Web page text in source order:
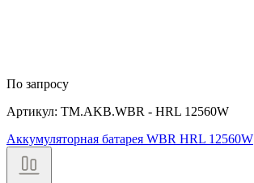
По запросу
Артикул: TM.AKB.WBR - HRL 12560W
Аккумуляторная батарея WBR HRL 12560W